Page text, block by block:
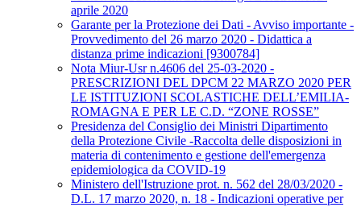
aprile 2020
Garante per la Protezione dei Dati - Avviso importante -
Provvedimento del 26 marzo 2020 - Didattica a
distanza prime indicazioni [9300784]
Nota Miur-Usr n.4606 del 25-03-2020 -
PRESCRIZIONI DEL DPCM 22 MARZO 2020 PER
LE ISTITUZIONI SCOLASTICHE DELL’EMILIA-
ROMAGNA E PER LE C.D. “ZONE ROSSE”
Presidenza del Consiglio dei Ministri Dipartimento
della Protezione Civile -Raccolta delle disposizioni in
materia di contenimento e gestione dell'emergenza
epidemiologica da COVID-19
Ministero dell'Istruzione prot. n. 562 del 28/03/2020 -
D.L. 17 marzo 2020, n. 18 - Indicazioni operative per